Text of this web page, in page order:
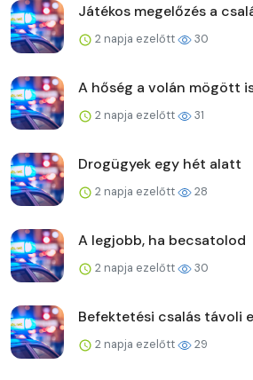
Játékos megelőzés a
2 napja ezelőtt 30
A hőség a volán mögött
2 napja ezelőtt 31
Drogügyek egy hét alatt
2 napja ezelőtt 28
A legjobb, ha becsatolod
2 napja ezelőtt 30
Befektetési csalás távoli
2 napja ezelőtt 29